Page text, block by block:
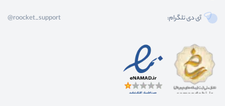
آی دی تلگرام: @roocket_support